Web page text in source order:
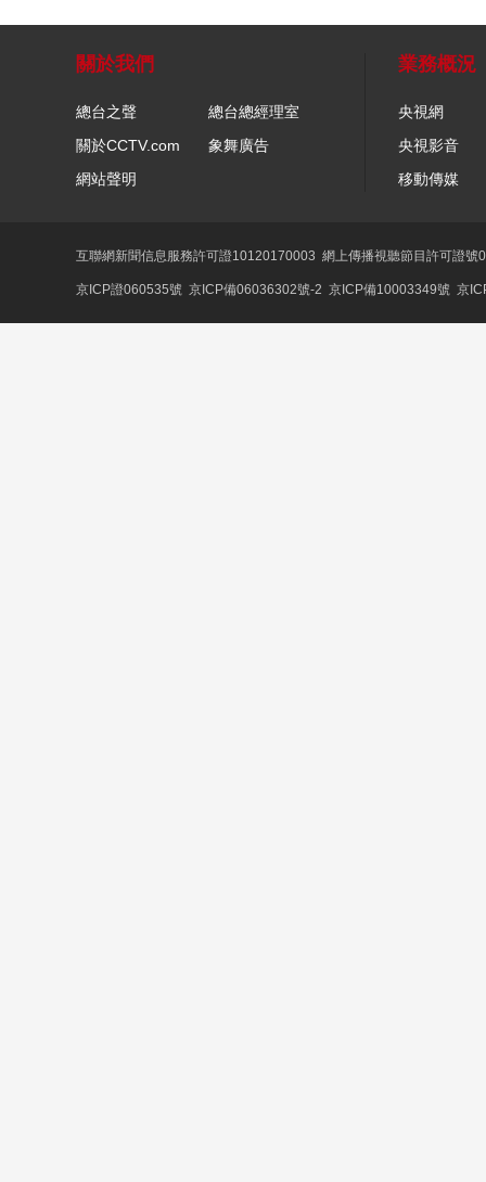
關於我們
總台之聲
總台總經理室
關於CCTV.com
象舞廣告
網站聲明
業務概況
央視網
央視影音
移動傳媒
互聯網新聞信息服務許可證10120170003 網上傳播視聽節目許可證
京ICP證060535號 京ICP備06036302號-2 京ICP備10003349號 京